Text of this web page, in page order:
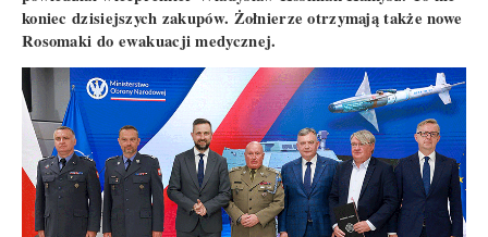
koniec dzisiejszych zakupów. Żołnierze otrzymają także nowe
Rosomaki do ewakuacji medycznej.